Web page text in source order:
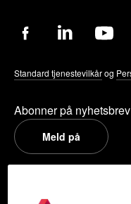
Standard tjenestevilkårog
Abonner på nyhetsbrev
Meld på